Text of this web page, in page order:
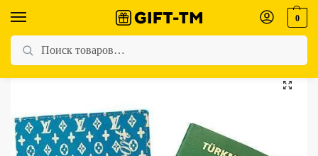
0
Главная Магазин / Для женщин